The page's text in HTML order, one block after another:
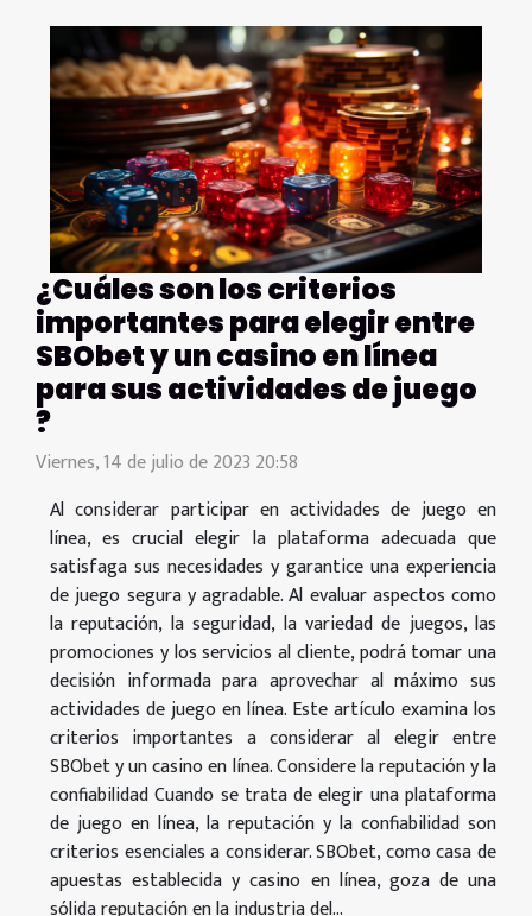
¿Cuáles son los criterios
importantes para elegir entre
SBObet y un casino en línea
para sus actividades de juego
?
Viernes, 14 de julio de 2023 20:58
Al considerar participar en actividades de juego en
línea, es crucial elegir la plataforma adecuada que
satisfaga sus necesidades y garantice una experiencia
de juego segura y agradable. Al evaluar aspectos como
la reputación, la seguridad, la variedad de juegos, las
promociones y los servicios al cliente, podrá tomar una
decisión informada para aprovechar al máximo sus
actividades de juego en línea. Este artículo examina los
criterios importantes a considerar al elegir entre
SBObet y un casino en línea. Considere la reputación y la
confiabilidad Cuando se trata de elegir una plataforma
de juego en línea, la reputación y la confiabilidad son
criterios esenciales a considerar. SBObet, como casa de
apuestas establecida y casino en línea, goza de una
sólida reputación en la industria del...